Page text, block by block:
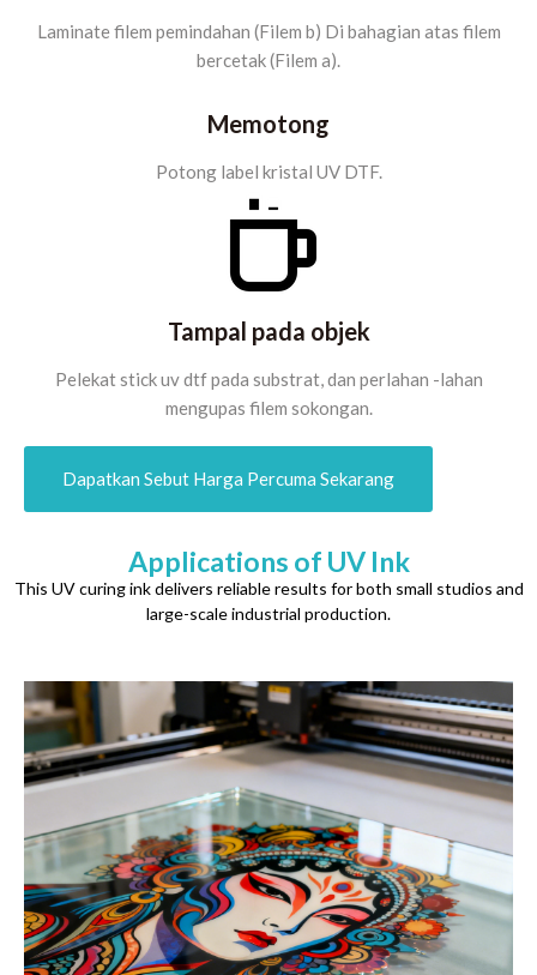
Laminate filem pemindahan (Filem b) Di bahagian atas filem
bercetak (Filem a).
Memotong
Potong label kristal UV DTF.
Tampal pada objek
Pelekat stick uv dtf pada substrat, dan perlahan -lahan
mengupas filem sokongan.
Dapatkan Sebut Harga Percuma Sekarang
Applications of UV Ink
This UV curing ink delivers reliable results for both small studios and
large-scale industrial production.